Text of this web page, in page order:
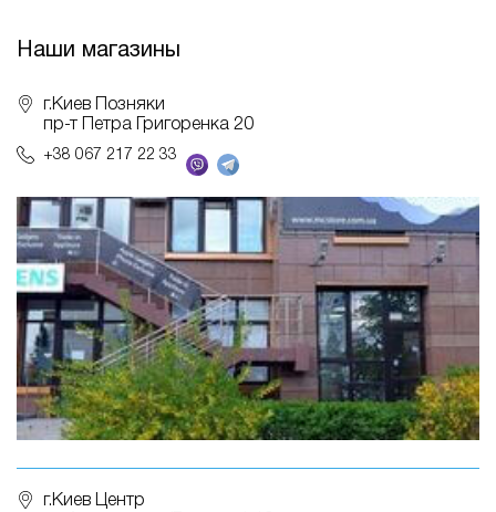
Наши магазины
г.Киев Позняки
пр-т Петра Григоренка 20
+38 067 217 22 33
г.Киев Центр